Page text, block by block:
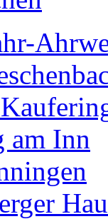
am Inn